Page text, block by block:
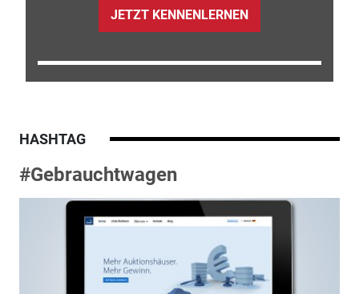
JETZT KENNENLERNEN
HASHTAG
#Gebrauchtwagen